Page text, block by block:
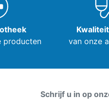
producten
van onze
Schrijf u in op